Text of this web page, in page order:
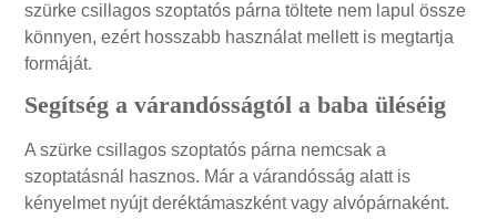
szürke csillagos szoptatós párna töltete nem lapul össze
könnyen, ezért hosszabb használat mellett is megtartja
formáját.
Segítség a várandósságtól a baba üléséig
A szürke csillagos szoptatós párna nemcsak a
szoptatásnál hasznos. Már a várandósság alatt is
kényelmet nyújt deréktámaszként vagy alvópárnaként.